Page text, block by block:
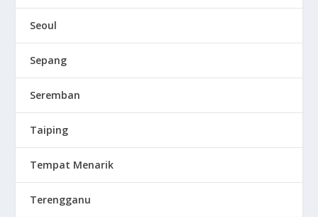
Seoul
Sepang
Seremban
Taiping
Tempat Menarik
Terengganu